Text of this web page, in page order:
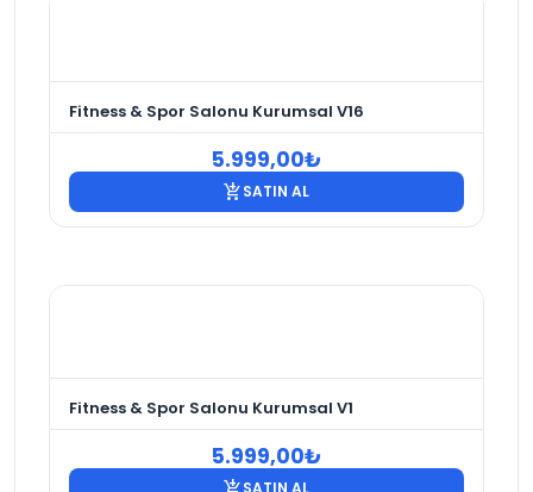
Fitness & Spor Salonu Kurumsal V16
5.999,00₺
add_shopping_cartSATIN AL
Fitness & Spor Salonu Kurumsal V1
5.999,00₺